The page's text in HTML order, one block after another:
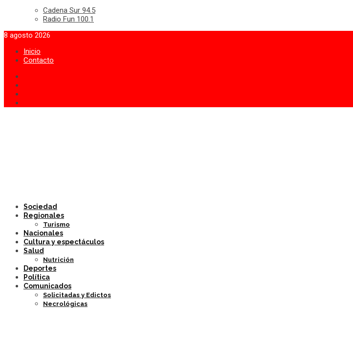
Cadena Sur 94.5
Radio Fun 100.1
8 agosto 2026
Inicio
Contacto
Sociedad
Regionales
Turismo
Nacionales
Cultura y espectáculos
Salud
Nutrición
Deportes
Política
Comunicados
Solicitadas y Edictos
Necrológicas